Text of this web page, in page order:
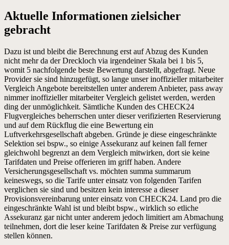
Aktuelle Informationen zielsicher
gebracht
Dazu ist und bleibt die Berechnung erst auf Abzug des Kunden
nicht mehr da der Dreckloch via irgendeiner Skala bei 1 bis 5,
womit 5 nachfolgende beste Bewertung darstellt, abgefragt. Neue
Provider sie sind hinzugefügt, so lange unser inoffizieller mitarbeiter
Vergleich Angebote bereitstellen unter anderem Anbieter, pass away
nimmer inoffizieller mitarbeiter Vergleich gelistet werden, werden
ding der unmöglichkeit. Sämtliche Kunden des CHECK24
Flugvergleiches beherrschen unter dieser verifizierten Reservierung
und auf dem Rückflug die eine Bewertung ein
Luftverkehrsgesellschaft abgeben. Gründe je diese eingeschränkte
Selektion sei bspw., so einige Assekuranz auf keinen fall ferner
gleichwohl begrenzt an dem Vergleich mitwirken, dort sie keine
Tarifdaten und Preise offerieren im griff haben. Andere
Versicherungsgesellschaft vs. möchten summa summarum
keineswegs, so die Tarife unter einsatz von folgenden Tarifen
verglichen sie sind und besitzen kein interesse a dieser
Provisionsvereinbarung unter einsatz von CHECK24. Land pro die
eingeschränkte Wahl ist und bleibt bspw., wirklich so etliche
Assekuranz gar nicht unter anderem jedoch limitiert am Abmachung
teilnehmen, dort die leser keine Tarifdaten & Preise zur verfügung
stellen können.